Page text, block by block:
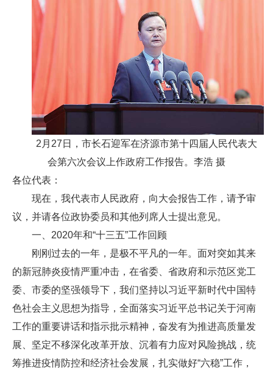
2月27日，市长石迎军在济源市第十四届人民代表大
会第六次会议上作政府工作报告。李浩 摄
各位代表：
现在，我代表市人民政府，向大会报告工作，请予审
议，并请各位政协委员和其他列席人士提出意见。
一、2020年和“十三五”工作回顾
刚刚过去的一年，是极不平凡的一年。面对突如其来
的新冠肺炎疫情严重冲击，在省委、省政府和示范区党工
委、市委的坚强领导下，我们坚持以习近平新时代中国特
色社会主义思想为指导，全面落实习近平总书记关于河南
工作的重要讲话和指示批示精神，奋发有为推进高质量发
展、坚定不移深化改革开放、沉着有力应对风险挑战，统
筹推进疫情防控和经济社会发展，扎实做好“六稳”工作，